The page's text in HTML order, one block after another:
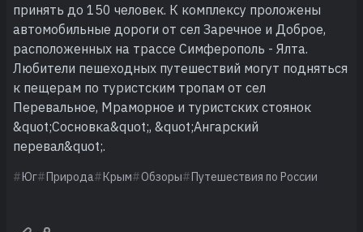
принять до 150 человек. К комплексу проложены
автомобильные дороги от сел Заречное и Доброе,
расположенных на трассе Симферополь - Ялта.
Любители пешеходных путешествий могут подняться
к пещерам по туристским тропам от сел
Перевальное, Мраморное и туристских стоянок
&quot;Сосновка&quot;, &quot;Ангарский
перевал&quot;.
Юг Природа Крым Обзоры Путешествия по России